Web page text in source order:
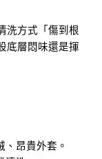
洗方式「傷到根
底層悶味還是揮
昂貴外套。